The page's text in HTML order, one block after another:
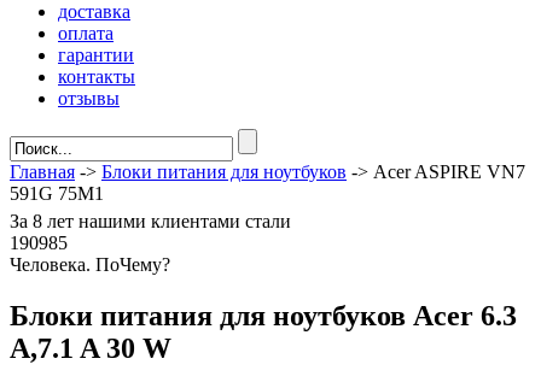
доставка
оплата
гарантии
контакты
отзывы
Главная -> Блоки питания для ноутбуков -> Acer ASPIRE VN7
591G 75M1
За 8 лет нашими клиентами стали
190985
Человека. ПоЧему?
Блоки питания для ноутбуков Acer 6.3
A,7.1 A 30 W